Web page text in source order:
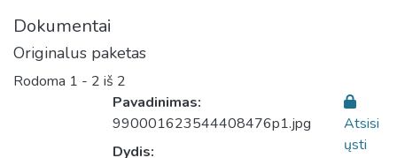
Dokumentai
Originalus paketas
Rodoma 1 - 2 iš 2
Pavadinimas:
990001623544408476p1.jpg
Dydis:
Atsisi
ųsti